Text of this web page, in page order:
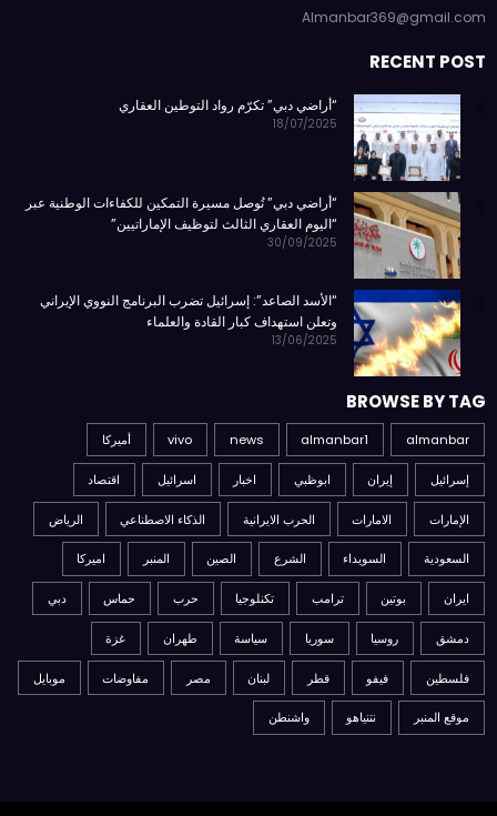
Almanbar369@gmail.com
RECENT POST
“أراضي دبي” تكرّم رواد التوطين العقاري
18/07/2025
“أراضي دبي” تُوصل مسيرة التمكين للكفاءات الوطنية عبر
“اليوم العقاري الثالث لتوظيف الإماراتيين”
30/09/2025
“الأسد الصاعد”: إسرائيل تضرب البرنامج النووي الإيراني
وتعلن استهداف كبار القادة والعلماء
13/06/2025
BROWSE BY TAG
almanbar
almanbar1
news
vivo أميركا
إسرائيل إيران ابوظبي اخبار اسرائيل اقتصاد
الإمارات الامارات الحرب الايرانية الذكاء الاصطناعي الرياض
السعودية السويداء الشرع الصين المنبر اميركا
ايران بوتين ترامب تكنلوجيا حرب حماس دبي
دمشق روسيا سوريا سياسة طهران غزة
فلسطين فيفو قطر لبنان مصر مفاوضات موبايل
موقع المنبر نتنياهو واشنطن